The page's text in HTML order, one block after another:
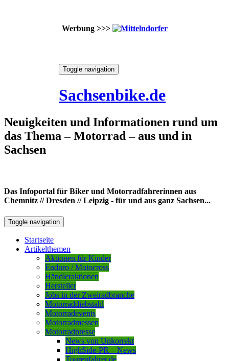
Werbung >>>
Toggle navigation
Sachsenbike.de
Neuigkeiten und Informationen rund um
das Thema – Motorrad – aus und in
Sachsen
Das Infoportal für Biker und Motorradfahrerinnen aus
Chemnitz // Dresden // Leipzig - für und aus ganz Sachsen...
Toggle navigation
Startseite
Artikelthemen
Aktionen für Kinder
Enduro / Motocross
Händleraktionen
Hersteller
Jobs in der Zweiradbranche
Motorraddiebstahl
Motorradevents
Motorradmessen
Motorradpresse
News von Unkorrekt
HighSide-PR – News
Tourenfahrer.de